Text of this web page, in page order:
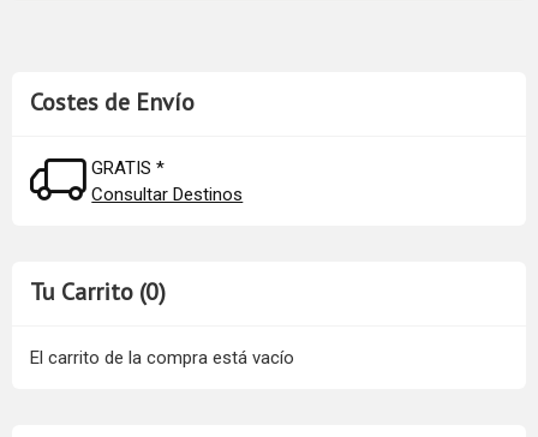
Costes de Envío
GRATIS *
Consultar Destinos
Tu Carrito (0)
El carrito de la compra está vacío